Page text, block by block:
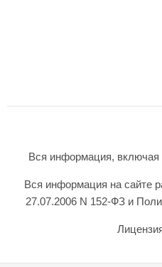
Вся информация, включая
Вся информация на сайте
27.07.2006 N 152-ФЗ и